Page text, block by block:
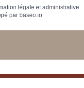
légale et administrative
par baseo.io